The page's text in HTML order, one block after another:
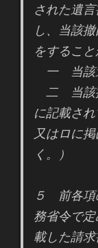
された遺
し、当該
をすること
一 当該
二 当該
に記載さ
又はロに
く。）
５ 前各項
務省令で
載した請